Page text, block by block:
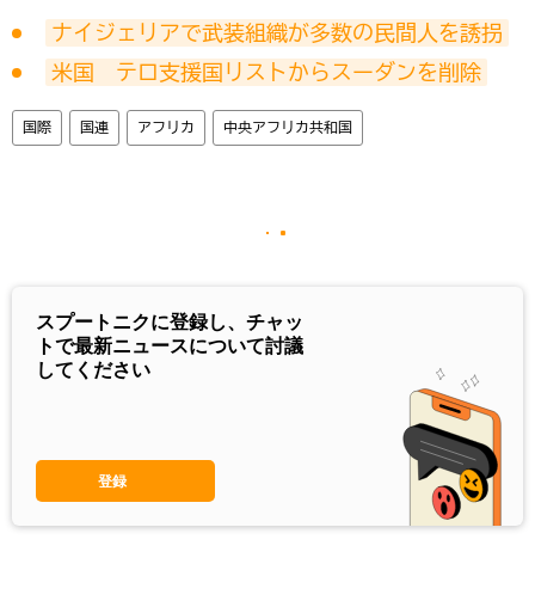
ナイジェリアで武装組織が多数の民間人を誘拐
米国　テロ支援国リストからスーダンを削除
国際 国連 アフリカ 中央アフリカ共和国
スプートニクに登録し、チャッ
トで最新ニュースについて討議
してください
登録